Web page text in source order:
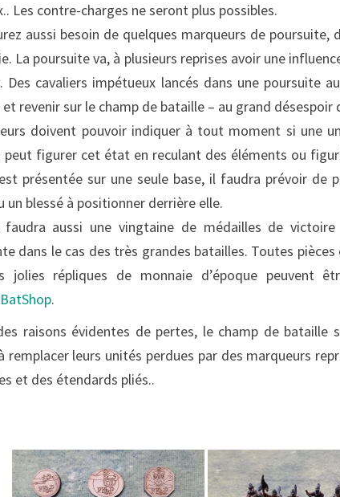
Les contre-charges ne seront plus possibles.
aussi besoin de quelques marqueurs de
La poursuite va, à plusieurs reprises avoir une
Des cavaliers impétueux lancés dans une poursuite
revenir sur le champ de bataille – au grand désespoir
doivent pouvoir indiquer à tout moment si une
peut figurer cet état en reculant des éléments ou
présentée sur une seule base, il faudra prévoir de
un blessé à positionner derrière elle.
aussi une vingtaine de médailles de victoire
dans le cas des très grandes batailles. Toutes
jolies répliques de monnaie d’époque peuvent
.
raisons évidentes de pertes, le champ de bataille
remplacer leurs unités perdues par des marqueurs
et des étendards pliés..